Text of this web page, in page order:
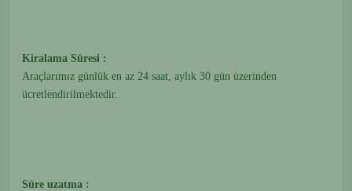
Kiralama Süresi :
Araçlarımız günlük en az 24 saat, aylık 30 gün üzerinden
ücretlendirilmektedir.
Süre uzatma :